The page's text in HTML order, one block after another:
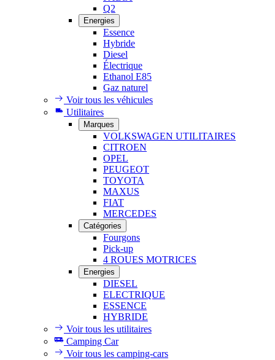
Q2
Energies
Essence
Hybride
Diesel
Électrique
Ethanol E85
Gaz naturel
Voir tous les véhicules
Utilitaires
Marques
VOLKSWAGEN UTILITAIRES
CITROEN
OPEL
PEUGEOT
TOYOTA
MAXUS
FIAT
MERCEDES
Catégories
Fourgons
Pick-up
4 ROUES MOTRICES
Energies
DIESEL
ELECTRIQUE
ESSENCE
HYBRIDE
Voir tous les utilitaires
Camping Car
Voir tous les camping-cars